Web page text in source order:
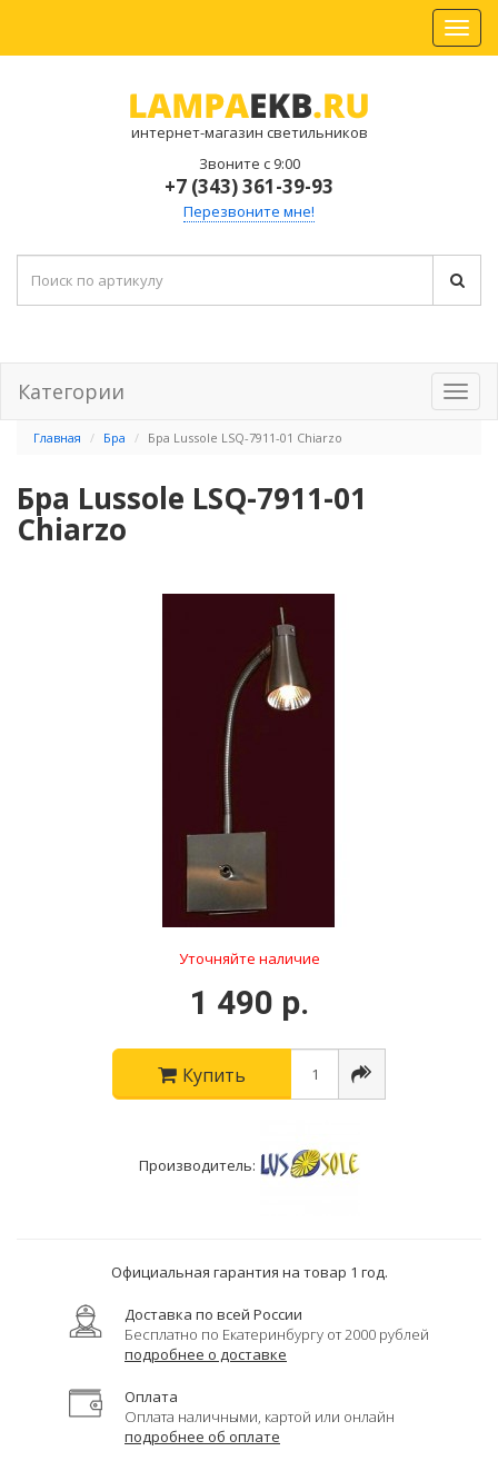
интернет-магазин светильников
Звоните с 9:00
+7 (343) 361-39-93
Перезвоните мне!
Категории
Главная Бра Бра Lussole LSQ-7911-01 Chiarzo
Бра Lussole LSQ-7911-01
Chiarzo
Уточняйте наличие
1 490 р.
Купить
Производитель:
Официальная гарантия на товар 1 год.
Доставка по всей России
Бесплатно по Екатеринбургу от 2000 рублей
подробнее о доставке
Оплата
Оплата наличными, картой или онлайн
подробнее об оплате